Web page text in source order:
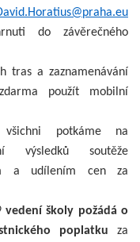
do závěrečného
tras a zaznamenávání
použít mobilní
potkáme na
výsledků soutěže
a udílením cen za
vedení školy požádá o
poplatku za